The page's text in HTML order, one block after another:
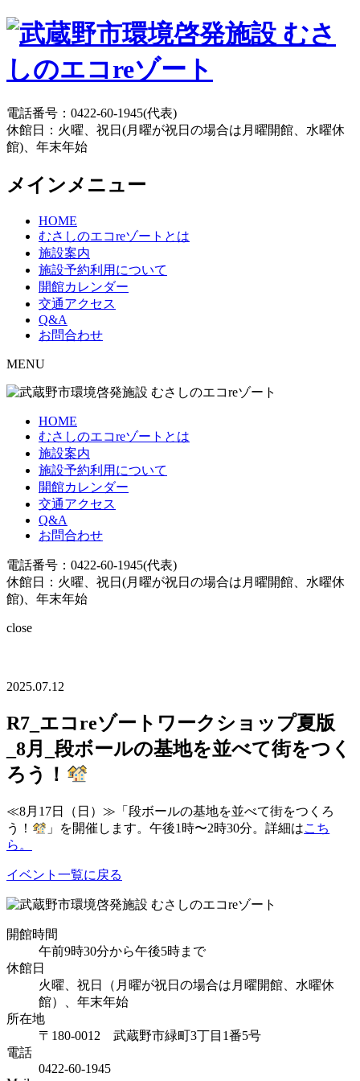
電話番号：0422-60-1945(代表)
休館日：火曜、祝日(月曜が祝日の場合は月曜開館、水曜休
館)、年末年始
メインメニュー
HOME
むさしのエコreゾートとは
施設案内
施設予約利用について
開館カレンダー
交通アクセス
Q&A
お問合わせ
MENU
HOME
むさしのエコreゾートとは
施設案内
施設予約利用について
開館カレンダー
交通アクセス
Q&A
お問合わせ
電話番号：0422-60-1945(代表)
休館日：火曜、祝日(月曜が祝日の場合は月曜開館、水曜休
館)、年末年始
close
2025.07.12
R7_エコreゾートワークショップ夏版
_8月_段ボールの基地を並べて街をつく
ろう！
≪8月17日（日）≫「段ボールの基地を並べて街をつくろ
う！
」を開催します。午後1時〜2時30分。詳細はこち
ら。
イベント一覧に戻る
開館時間
午前9時30分から午後5時まで
休館日
火曜、祝日（月曜が祝日の場合は月曜開館、水曜休
館）、年末年始
所在地
〒180-0012 武蔵野市緑町3丁目1番5号
電話
0422-60-1945